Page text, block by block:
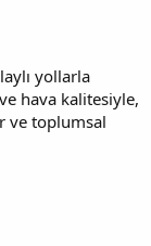
yollarla
hava kalitesiyle,
ve toplumsal